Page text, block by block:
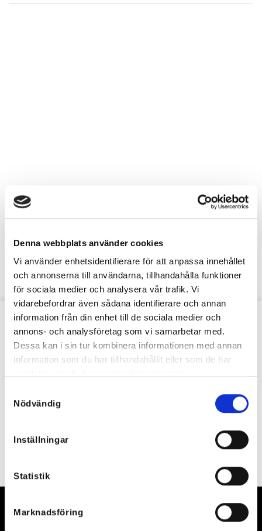
Denna webbplats använder cookies
Vi använder enhetsidentifierare för att anpassa innehållet
och annonserna till användarna, tillhandahålla funktioner
för sociala medier och analysera vår trafik. Vi
vidarebefordrar även sådana identifierare och annan
information från din enhet till de sociala medier och
annons- och analysföretag som vi samarbetar med.
Dessa kan i sin tur kombinera informationen med annan
information som du har tillhandahållit eller som de har
Nödvändig
Inställningar
Statistik
Marknadsföring
VÅRT NYHETSBREV